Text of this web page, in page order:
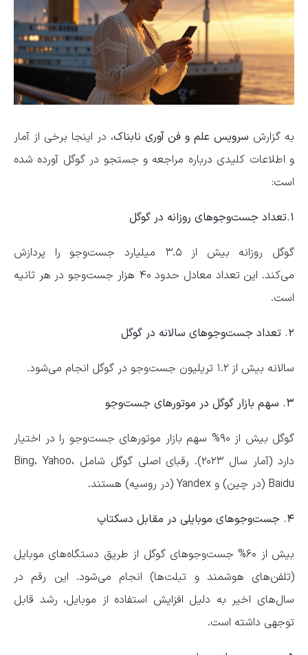
به گزارش سرویس علم و فن آوری نابناک، در اینجا برخی از آمار
و اطلاعات کلیدی درباره مراجعه و جستجو در گوگل آورده شده
است:
۱.تعداد جست‌و‌جو‌های روزانه در گوگل
گوگل روزانه بیش از ۳.۵ میلیارد جست‌و‌جو را پردازش
می‌کند. این تعداد معادل حدود ۴۰ هزار جست‌و‌جو در هر ثانیه
است.
۲. تعداد جست‌و‌جو‌های سالانه در گوگل
سالانه بیش از ۱.۲ تریلیون جست‌و‌جو در گوگل انجام می‌شود.
۳. سهم بازار گوگل در موتور‌های جست‌و‌جو
گوگل بیش از ۹۰% سهم بازار موتور‌های جست‌و‌جو را در اختیار
دارد (آمار سال ۲۰۲۳). رقبای اصلی گوگل شامل Bing، Yahoo،
Baidu (در چین) و Yandex (در روسیه) هستند.
۴. جست‌و‌جو‌های موبایلی در مقابل دسکتاپ
بیش از ۶۰% جست‌و‌جو‌های گوگل از طریق دستگاه‌های موبایل
(تلفن‌های هوشمند و تبلت‌ها) انجام می‌شود. این رقم در
سال‌های اخیر به دلیل افزایش استفاده از موبایل، رشد قابل
توجهی داشته است.